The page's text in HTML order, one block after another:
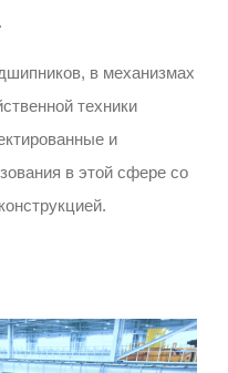
в механизмах
техники
и
в этой сфере со